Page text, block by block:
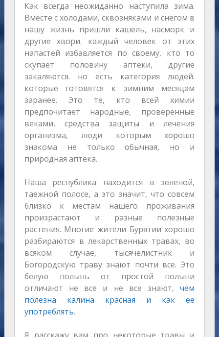
Как всегда неожиданно наступила зима.
Вместе с холодами, сквозняками и снегом в
нашу жизнь пришли кашель, насморк и
другие хвори. каждый человек от этих
напастей избавляется по своему, кто то
скупает половину аптеки, другие
закаляются. но есть категория людей.
которые готовятся к зимним месяцам
заранее. Это те, кто всей химии
предпочитает народные, проверенные
веками, средства защиты и лечения
организма, люди которым хорошо
знакома не только обычная, но и
природная аптека.
Наша республика находится в зеленой,
таежной полосе, а это значит, что совсем
близко к местам нашего проживания
произрастают и разные полезные
растения. Многие жители Бурятии хорошо
разбираются в лекарственных травах, во
всяком случае, тысячелистник и
Богородскую траву знают почти все. Это
белую полынь от простой полыни
отличают не все и не все знают,чем
полезна калина красная и как ее
употреблять.